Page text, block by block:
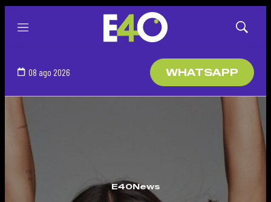
Menú
Mostrar
08 ago 2026 WHATSAPP
E40News